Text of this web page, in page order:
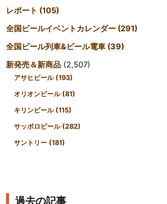
レポート (105)
全国ビールイベントカレンダー (291)
全国ビール列車&ビール電車 (39)
新発売＆新商品 (2,507)
アサヒビール (193)
オリオンビール (81)
キリンビール (115)
サッポロビール (282)
サントリー (181)
過去の記事